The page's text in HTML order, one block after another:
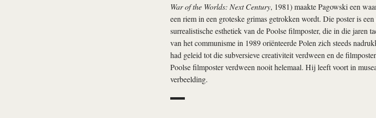
War of the Worlds: Next Century, 1981) maakte Pagowski een
een riem in een groteske grimas getrokken wordt. Die poster is
surrealistische esthetiek van de Poolse filmposter, die in die jaren
van het communisme in 1989 oriënteerde Polen zich steeds
had geleid tot die subversieve creativiteit verdween en de
Poolse filmposter verdween nooit helemaal. Hij leeft voort in
verbeelding.